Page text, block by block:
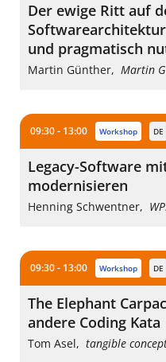
Der ewige Ritt auf
und pragmatisch
Martin Günther, Martin
09:30 - 13:00 workshop DE
Legacy-Software
modernisieren
Henning Schwentner,
09:30 - 13:00 workshop DE
The Elephant
andere Coding Kata
Tom Asel, tangible